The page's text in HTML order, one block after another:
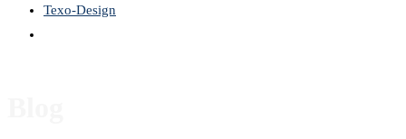
Texo-Design